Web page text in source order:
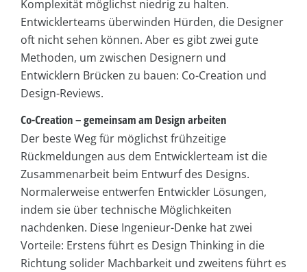
Komplexität möglichst niedrig zu halten.
Entwicklerteams überwinden Hürden, die Designer
oft nicht sehen können. Aber es gibt zwei gute
Methoden, um zwischen Designern und
Entwicklern Brücken zu bauen: Co-Creation und
Design-Reviews.
Co-Creation – gemeinsam am Design arbeiten
Der beste Weg für möglichst frühzeitige
Rückmeldungen aus dem Entwicklerteam ist die
Zusammenarbeit beim Entwurf des Designs.
Normalerweise entwerfen Entwickler Lösungen,
indem sie über technische Möglichkeiten
nachdenken. Diese Ingenieur-Denke hat zwei
Vorteile: Erstens führt es Design Thinking in die
Richtung solider Machbarkeit und zweitens führt es